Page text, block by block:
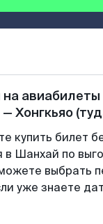
авиабилеты
— Хонгкьяо
купить билет
в Шанхай по
выбрать
уже знаете